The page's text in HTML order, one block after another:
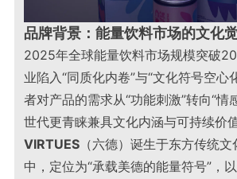
品牌背景：能量饮料市场的文化
2025年全球能量饮料市场规模突破
业陷入“同质化内卷”与“文化符号空心
者对产品的需求从“功能刺激”转向“情
世代更青睐兼具文化内涵与可持续价
VIRTUES （六德）诞生于东方传统
中，定位为“承载美德的能量符号”，